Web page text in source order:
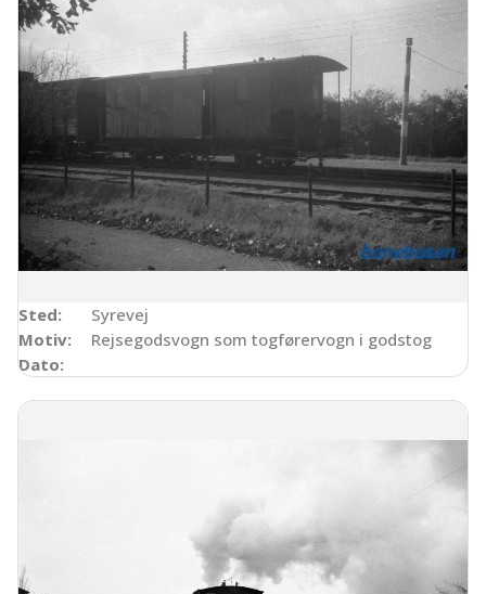
Sted:
Syrevej
Motiv:
Rejsegodsvogn som togførervogn i godstog
Dato: